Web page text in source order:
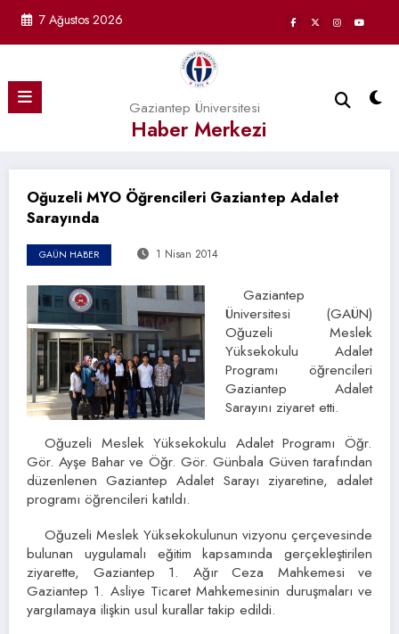
7 Ağustos 2026
Gaziantep Üniversitesi
Haber Merkezi
Oğuzeli MYO Öğrencileri Gaziantep Adalet
Sarayında
GAÜN HABER 1 Nisan 2014
Gaziantep
Üniversitesi (GAÜN)
Oğuzeli Meslek
Yüksekokulu Adalet
Programı öğrencileri
Gaziantep Adalet
Sarayını ziyaret etti.
Oğuzeli Meslek Yüksekokulu Adalet Programı Öğr.
Gör. Ayşe Bahar ve Öğr. Gör. Günbala Güven tarafından
düzenlenen Gaziantep Adalet Sarayı ziyaretine, adalet
programı öğrencileri katıldı.
Oğuzeli Meslek Yüksekokulunun vizyonu çerçevesinde
bulunan uygulamalı eğitim kapsamında gerçekleştirilen
ziyarette, Gaziantep 1. Ağır Ceza Mahkemesi ve
Gaziantep 1. Asliye Ticaret Mahkemesinin duruşmaları ve
yargılamaya ilişkin usul kurallar takip edildi.